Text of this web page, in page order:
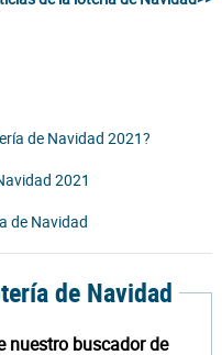
de Navidad 2021?
2021
de Navidad
de Navidad
nuestro buscador de